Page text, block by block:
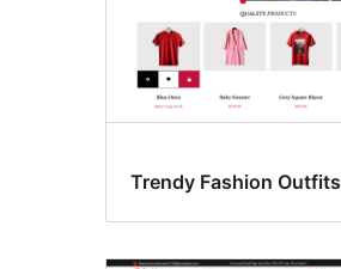
Trendy Fashion Outfits